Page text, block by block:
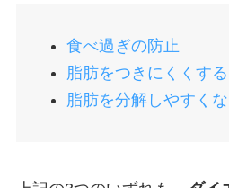
食べ過ぎの防止
脂肪をつきにくくする
脂肪を分解しやすく